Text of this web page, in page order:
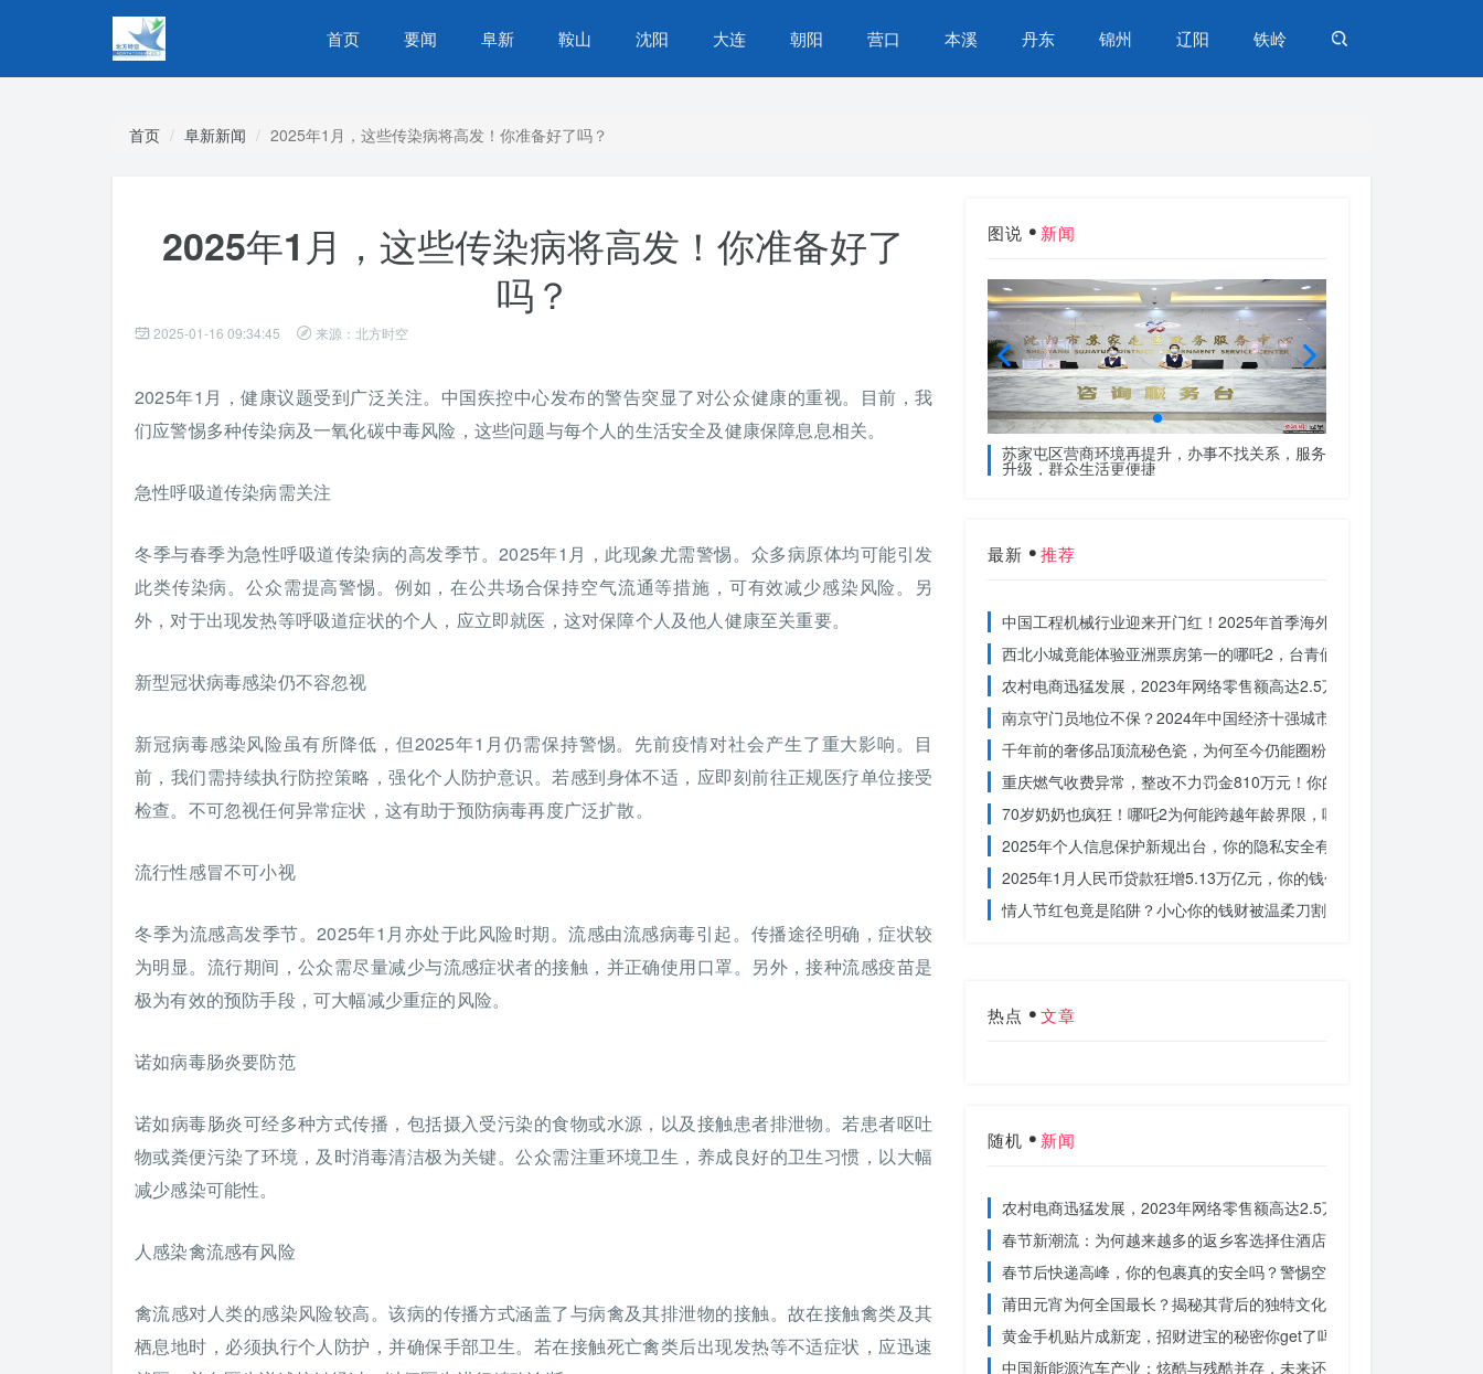
首页 要闻 阜新 鞍山 沈阳 大连 朝阳 营口 本溪 丹东 锦州 辽阳 铁岭
首页 阜新新闻 2025年1月，这些传染病将高发！你准备好了吗？
2025年1月，这些传染病将高发！你准备好了
吗？
2025-01-16 09:34:45 来源：北方时空
2025年1月，健康议题受到广泛关注。中国疾控中心发布的警告突显了对公众健康的重视。目前，我
们应警惕多种传染病及一氧化碳中毒风险，这些问题与每个人的生活安全及健康保障息息相关。
急性呼吸道传染病需关注
冬季与春季为急性呼吸道传染病的高发季节。2025年1月，此现象尤需警惕。众多病原体均可能引发
此类传染病。公众需提高警惕。例如，在公共场合保持空气流通等措施，可有效减少感染风险。另
外，对于出现发热等呼吸道症状的个人，应立即就医，这对保障个人及他人健康至关重要。
新型冠状病毒感染仍不容忽视
新冠病毒感染风险虽有所降低，但2025年1月仍需保持警惕。先前疫情对社会产生了重大影响。目
前，我们需持续执行防控策略，强化个人防护意识。若感到身体不适，应即刻前往正规医疗单位接受
检查。不可忽视任何异常症状，这有助于预防病毒再度广泛扩散。
流行性感冒不可小视
冬季为流感高发季节。2025年1月亦处于此风险时期。流感由流感病毒引起。传播途径明确，症状较
为明显。流行期间，公众需尽量减少与流感症状者的接触，并正确使用口罩。另外，接种流感疫苗是
极为有效的预防手段，可大幅减少重症的风险。
诺如病毒肠炎要防范
诺如病毒肠炎可经多种方式传播，包括摄入受污染的食物或水源，以及接触患者排泄物。若患者呕吐
物或粪便污染了环境，及时消毒清洁极为关键。公众需注重环境卫生，养成良好的卫生习惯，以大幅
减少感染可能性。
人感染禽流感有风险
禽流感对人类的感染风险较高。该病的传播方式涵盖了与病禽及其排泄物的接触。故在接触禽类及其
栖息地时，必须执行个人防护，并确保手部卫生。若在接触死亡禽类后出现发热等不适症状，应迅速
图说 新闻
苏家屯区营商环境再提升，办事不找关系，服务
升级，群众生活更便捷
最新 推荐
中国工程机械行业迎来开门红！2025年首季海外订单激增，你准备好
西北小城竟能体验亚洲票房第一的哪吒2，台青们为何如此惊叹？
农村电商迅猛发展，2023年网络零售额高达2.5万亿！你还在等什么？
南京守门员地位不保？2024年中国经济十强城市大洗牌
千年前的奢侈品顶流秘色瓷，为何至今仍能圈粉世界？揭秘其神秘魅力
重庆燃气收费异常，整改不力罚金810万元！你的权益被侵犯了吗？
70岁奶奶也疯狂！哪吒2为何能跨越年龄界限，吸引全民观影？
2025年个人信息保护新规出台，你的隐私安全有保障了吗？
2025年1月人民币贷款狂增5.13万亿元，你的钱包准备好了吗？
情人节红包竟是陷阱？小心你的钱财被温柔刀割走
热点 文章
随机 新闻
农村电商迅猛发展，2023年网络零售额高达2.5万亿！你还在等什么？
春节新潮流：为何越来越多的返乡客选择住酒店而不是家里？
春节后快递高峰，你的包裹真的安全吗？警惕空包诈骗
莆田元宵为何全国最长？揭秘其背后的独特文化价值
黄金手机贴片成新宠，招财进宝的秘密你get了吗？
中国新能源汽车产业：炫酷与残酷并存，未来还能走多远？